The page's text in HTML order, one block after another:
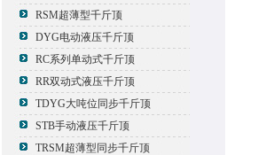
RSM超薄型千斤顶
DYG电动液压千斤顶
RC系列单动式千斤顶
RR双动式液压千斤顶
TDYG大吨位同步千斤顶
STB手动液压千斤顶
TRSM超薄型同步千斤顶